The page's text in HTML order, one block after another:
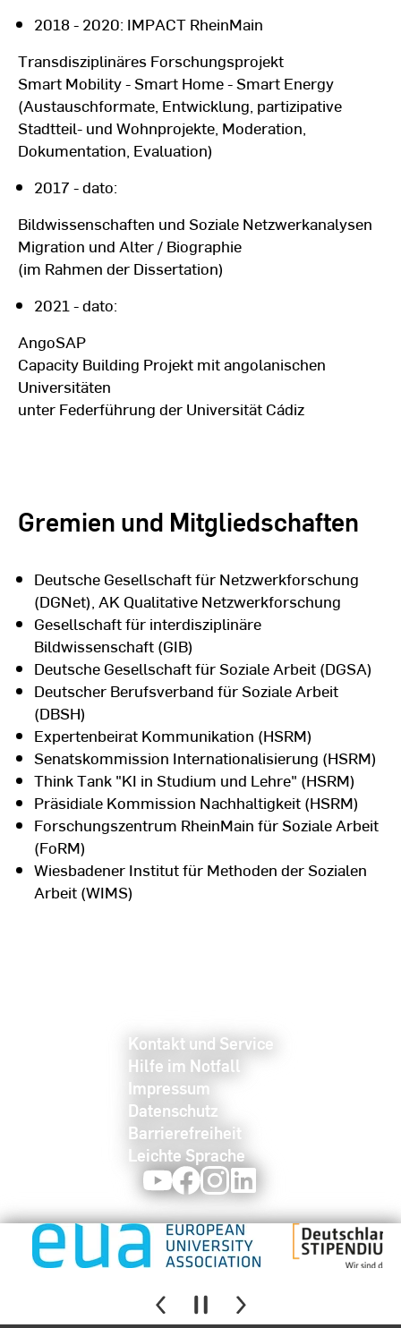
2018 - 2020: IMPACT RheinMain
Transdisziplinäres Forschungsprojekt
Smart Mobility - Smart Home - Smart Energy
(Austauschformate, Entwicklung, partizipative
Stadtteil- und Wohnprojekte, Moderation,
Dokumentation, Evaluation)
2017 - dato:
Bildwissenschaften und Soziale Netzwerkanalysen
Migration und Alter / Biographie
(im Rahmen der Dissertation)
2021 - dato:
AngoSAP
Capacity Building Projekt mit angolanischen
Universitäten
unter Federführung der Universität Cádiz
Gremien und Mitgliedschaften
Deutsche Gesellschaft für Netzwerkforschung
(DGNet), AK Qualitative Netzwerkforschung
Gesellschaft für interdisziplinäre
Bildwissenschaft (GIB)
Deutsche Gesellschaft für Soziale Arbeit (DGSA)
Deutscher Berufsverband für Soziale Arbeit
(DBSH)
Expertenbeirat Kommunikation (HSRM)
Senatskommission Internationalisierung (HSRM)
Think Tank "KI in Studium und Lehre" (HSRM)
Präsidiale Kommission Nachhaltigkeit (HSRM)
Forschungszentrum RheinMain für Soziale Arbeit
(FoRM)
Wiesbadener Institut für Methoden der Sozialen
Arbeit (WIMS)
Kontakt und Service
Hilfe im Notfall
Impressum
Datenschutz
Barrierefreiheit
Leichte Sprache
YoutubeFacebookInstagram